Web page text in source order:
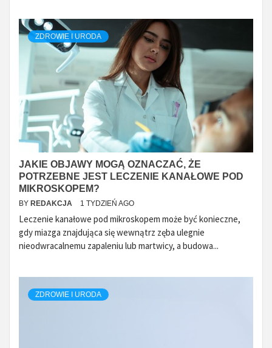
ZDROWIE I URODA
JAKIE OBJAWY MOGĄ OZNACZAĆ, ŻE
POTRZEBNE JEST LECZENIE KANAŁOWE POD
MIKROSKOPEM?
BY REDAKCJA 1 TYDZIEŃ AGO
Leczenie kanałowe pod mikroskopem może być konieczne,
gdy miazga znajdująca się wewnątrz zęba ulegnie
nieodwracalnemu zapaleniu lub martwicy, a budowa...
ZDROWIE I URODA